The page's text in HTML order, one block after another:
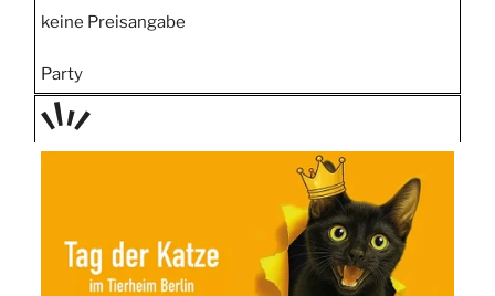
keine Preisangabe
Party
TAGE